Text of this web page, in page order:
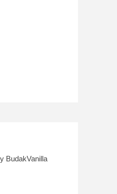
BudakVanilla